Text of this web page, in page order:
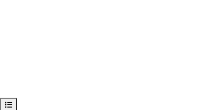
Kursindex öffnen